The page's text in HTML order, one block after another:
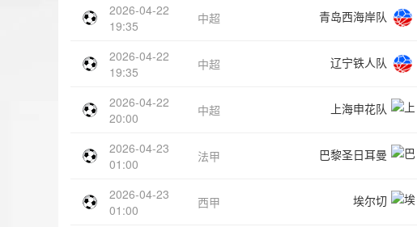
2026-04-22
19:35
中超 青岛西海岸队
2026-04-22
19:35
中超 辽宁铁人队
2026-04-22
20:00
中超 上海申花队
2026-04-23
01:00
法甲 巴黎圣日耳曼
2026-04-23
01:00
西甲 埃尔切